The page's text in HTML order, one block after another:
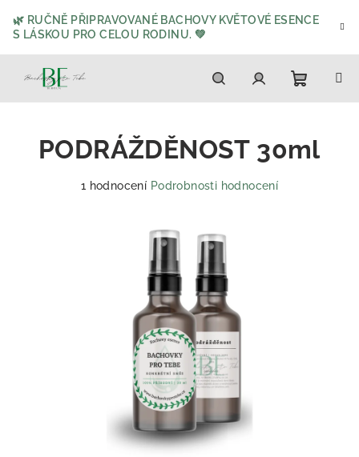
obsah
🌿 RUČNĚ PŘIPRAVOVANÉ BACHOVY KVĚTOVÉ ESENCE
S LÁSKOU PRO CELOU RODINU. 💚
HledatPřihlášení
košík
PODRÁŽDĚNOST 30ml
Průměrné
1 hodnocení Podrobnosti hodnocení